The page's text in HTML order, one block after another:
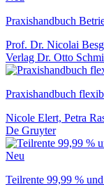
Praxishandbuch
Prof. Dr. Nicolai
Verlag Dr. Otto
Praxishandbuch
Nicole Elert, Petra
De Gruyter
Neu
Teilrente 99,99 %